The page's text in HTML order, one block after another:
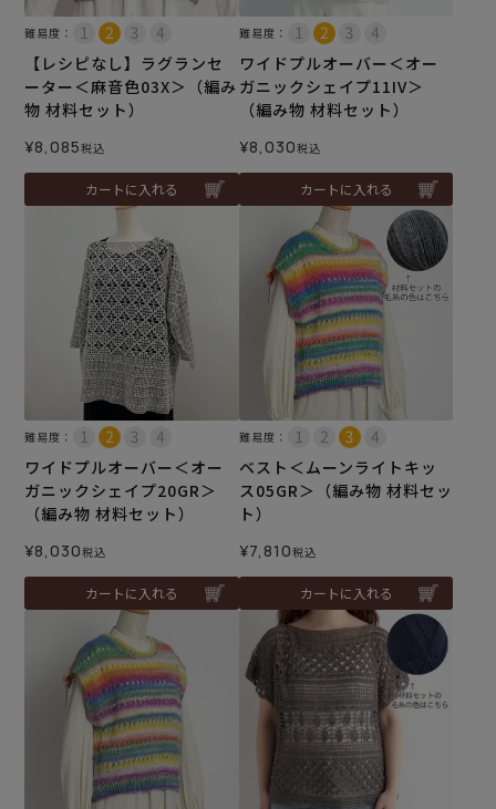
難易度：
【レシピなし】ラグランセ
ーター＜麻音色03X＞（編み
物 材料セット）
¥8,085税込
カートに入れる
難易度：
ワイドプルオーバー＜オー
ガニックシェイプ11IV＞
（編み物 材料セット）
¥8,030税込
カートに入れる
難易度：
ワイドプルオーバー＜オー
ガニックシェイプ20GR＞
（編み物 材料セット）
¥8,030税込
カートに入れる
難易度：
ベスト＜ムーンライトキッ
ス05GR＞（編み物 材料セッ
ト）
¥7,810税込
カートに入れる